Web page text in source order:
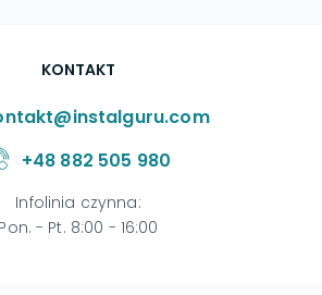
KONTAKT
+48 882 505 980
Infolinia czynna:
Pon. - Pt. 8:00 - 16:00